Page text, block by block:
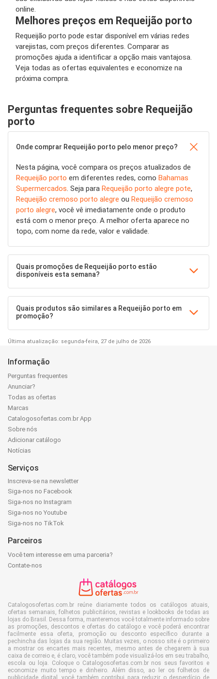
online.
Melhores preços em Requeijão porto
Requeijão porto pode estar disponível em várias redes
varejistas, com preços diferentes. Comparar as
promoções ajuda a identificar a opção mais vantajosa.
Veja todas as ofertas equivalentes e economize na
próxima compra.
Perguntas frequentes sobre Requeijão
porto
Onde comprar Requeijão porto pelo menor preço?
Nesta página, você compara os preços atualizados de
Requeijão porto em diferentes redes, como Bahamas
Supermercados . Seja para Requeijão porto alegre pote,
Requeijão cremoso porto alegre ou Requeijão cremoso
porto alegre, você vê imediatamente onde o produto
está com o menor preço. A melhor oferta aparece no
topo, com nome da rede, valor e validade.
Quais promoções de Requeijão porto estão
disponíveis esta semana?
Quais produtos são similares a Requeijão porto em
promoção?
Última atualização: segunda-feira, 27 de julho de 2026
Informação
Perguntas frequentes
Anunciar?
Todas as ofertas
Marcas
Catalogosofertas.com.br App
Sobre nós
Adicionar catálogo
Notícias
Serviços
Inscreva-se na newsletter
Siga-nos no Facebook
Siga-nos no Instagram
Siga-nos no Youtube
Siga-nos no TikTok
Parceiros
Você tem interesse em uma parceria?
Contate-nos
Catalogosofertas.com.br reúne diariamente todos os catálogos atuais,
ofertas semanais, folhetos publicitários, revistas e lookbooks de todas as
lojas do Brasil. Dessa forma, manteremos você totalmente informado sobre
as promoções, descontos e ofertas do catálogo e você poderá encontrar
facilmente essa oferta, promoção ou desconto específico durante a
pechincha das lojas da sua região. Muitas vezes, o nosso site é o primeiro
a mostrar os encartes mais recentes, mesmo antes de chegarem à sua
caixa de correio e, é claro, você também pode visualizá-los em seu trabalho,
escola ou loja. Coloque o Catalogosofertas.com.br nos seus favoritos e
economize muito tempo e dinheiro. Além disso, ao ler os folhetos de
publicidade digital, você também contribui para reduzir o desperdício de